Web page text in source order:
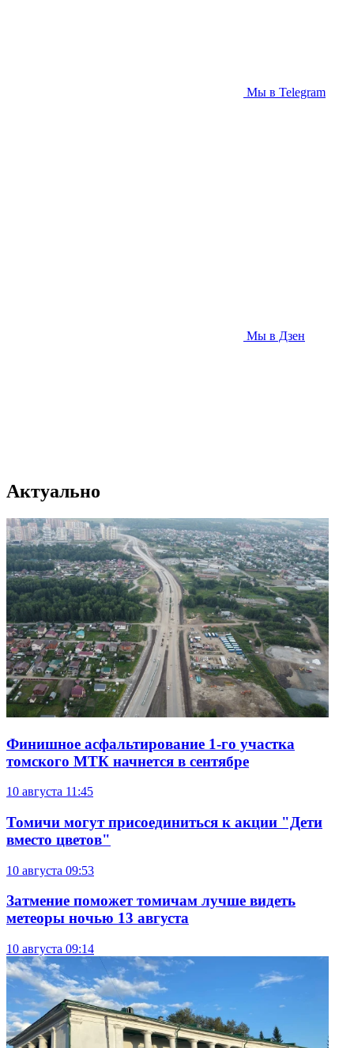
Мы в Telegram
Мы в Дзен
Актуально
Финишное асфальтирование 1-го участка
томского МТК начнется в сентябре
10 августа 11:45
Томичи могут присоединиться к акции "Дети
вместо цветов"
10 августа 09:53
Затмение поможет томичам лучше видеть
метеоры ночью 13 августа
10 августа 09:14